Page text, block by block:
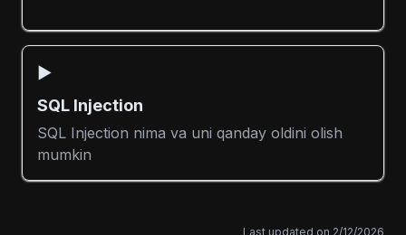
▶️
SQL Injection
SQL Injection nima va uni qanday oldini olish
mumkin
Last updated on 2/12/2026